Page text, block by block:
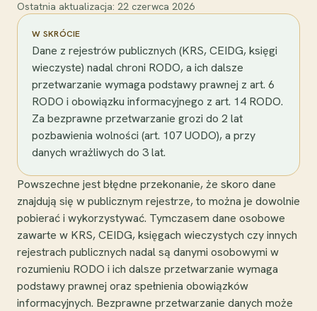
Ostatnia aktualizacja: 22 czerwca 2026
W SKRÓCIE
Dane z rejestrów publicznych (KRS, CEIDG, księgi
wieczyste) nadal chroni RODO, a ich dalsze
przetwarzanie wymaga podstawy prawnej z art. 6
RODO i obowiązku informacyjnego z art. 14 RODO.
Za bezprawne przetwarzanie grozi do 2 lat
pozbawienia wolności (art. 107 UODO), a przy
danych wrażliwych do 3 lat.
Powszechne jest błędne przekonanie, że skoro dane
znajdują się w publicznym rejestrze, to można je dowolnie
pobierać i wykorzystywać. Tymczasem dane osobowe
zawarte w KRS, CEIDG, księgach wieczystych czy innych
rejestrach publicznych nadal są danymi osobowymi w
rozumieniu RODO i ich dalsze przetwarzanie wymaga
podstawy prawnej oraz spełnienia obowiązków
informacyjnych. Bezprawne przetwarzanie danych może